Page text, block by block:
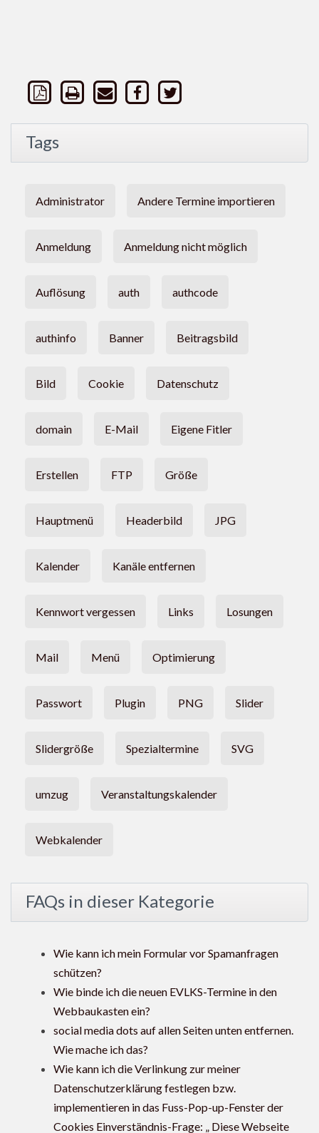
Tags
Administrator Andere Termine importieren
Anmeldung Anmeldung nicht möglich
Auflösung auth authcode
authinfo Banner Beitragsbild
Bild Cookie Datenschutz
domain E-Mail Eigene Fitler
Erstellen FTP Größe
Hauptmenü Headerbild JPG
Kalender Kanäle entfernen
Kennwort vergessen Links Losungen
Mail Menü Optimierung
Passwort Plugin PNG Slider
Slidergröße Spezialtermine SVG
umzug Veranstaltungskalender
Webkalender
FAQs in dieser Kategorie
Wie kann ich mein Formular vor Spamanfragen
schützen?
Wie binde ich die neuen EVLKS-Termine in den
Webbaukasten ein?
social media dots auf allen Seiten unten entfernen.
Wie mache ich das?
Wie kann ich die Verlinkung zur meiner
Datenschutzerklärung festlegen bzw.
implementieren in das Fuss-Pop-up-Fenster der
Cookies Einverständnis-Frage: „ Diese Webseite